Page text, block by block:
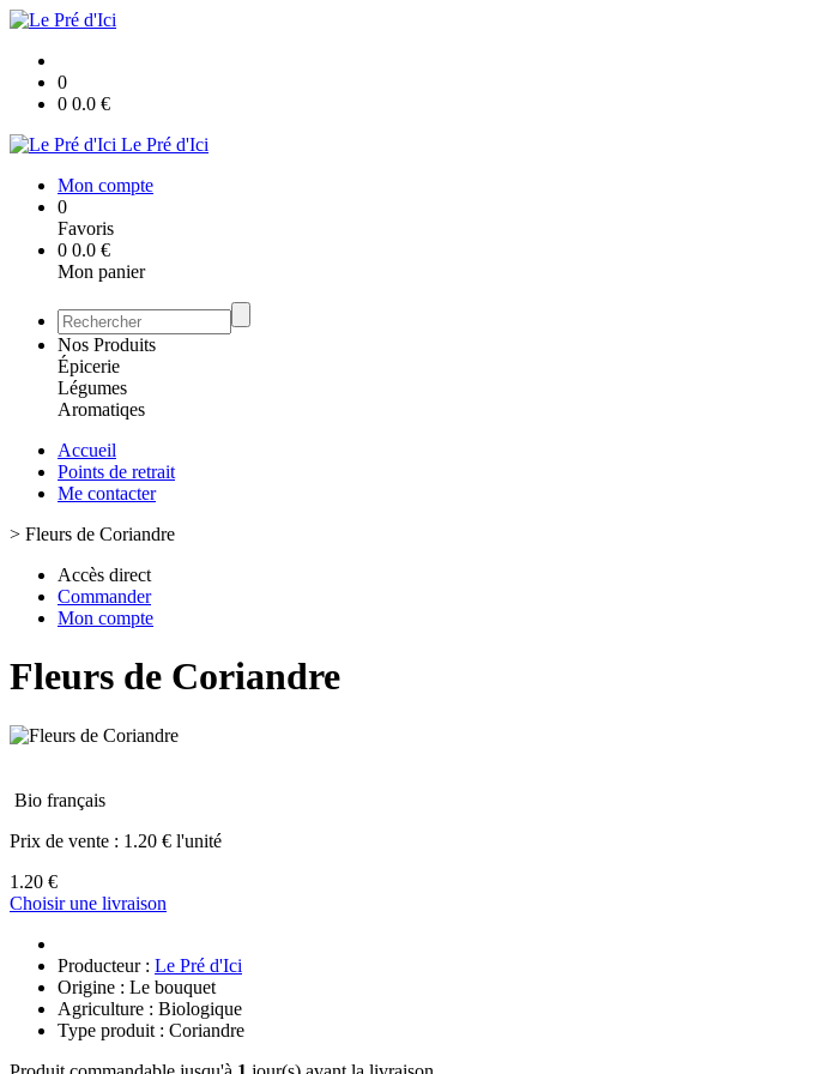
0
0 0.0 €
Le Pré d'Ici
Mon compte
0
Favoris
0 0.0 €
Mon panier
Nos Produits
Épicerie
Légumes
Aromatiqes
Accueil
Points de retrait
Me contacter
> Fleurs de Coriandre
Accès direct
Commander
Mon compte
Fleurs de Coriandre
Bio français
Prix de vente : 1.20 € l'unité
1.20 €
Choisir une livraison
Producteur : Le Pré d'Ici
Origine : Le bouquet
Agriculture : Biologique
Type produit : Coriandre